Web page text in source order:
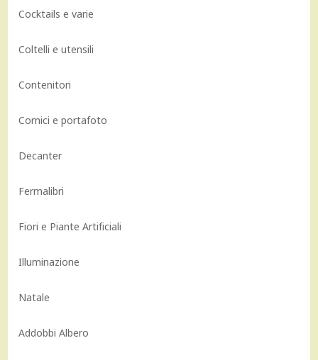
Cocktails e varie
Coltelli e utensili
Contenitori
Cornici e portafoto
Decanter
Fermalibri
Fiori e Piante Artificiali
Illuminazione
Natale
Addobbi Albero